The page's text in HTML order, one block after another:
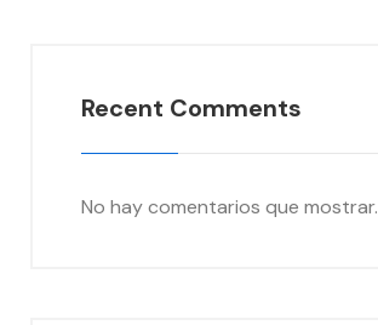
Recent Comments
No hay comentarios que mostrar.